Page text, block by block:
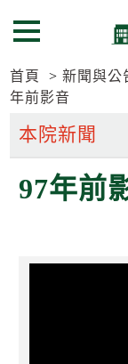
到
要
內
塊
到
要
內
塊
選單按鈕
首頁 新聞與公
年前影音
97年前